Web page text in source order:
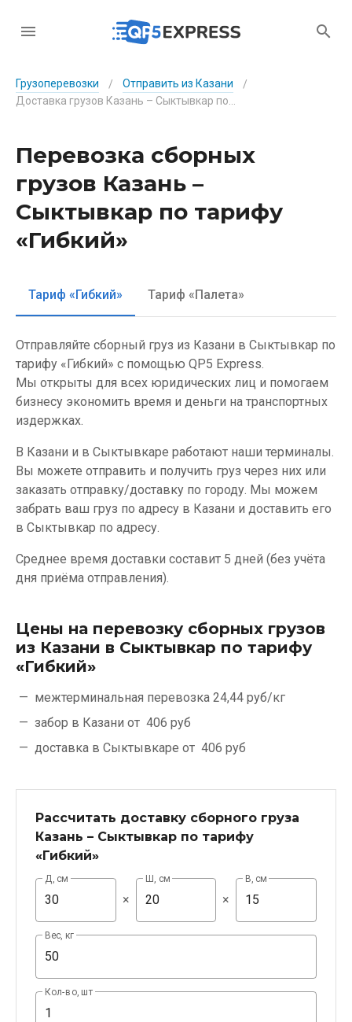
Грузоперевозки / Отправить из Казани
/
Перевозка сборных
грузов Казань –
Сыктывкар по тарифу
«Гибкий»
Тариф «Гибкий» Тариф «Палета»
Отправляйте сборный груз из Казани в Сыктывкар по
тарифу «Гибкий» с помощью QP5 Express.
Мы открыты для всех юридических лиц и помогаем
бизнесу экономить время и деньги на транспортных
издержках.
В Казани и в Сыктывкаре работают наши терминалы.
Вы можете отправить и получить груз через них или
заказать отправку/доставку по городу. Мы можем
забрать ваш груз по адресу в Казани и доставить его
в Сыктывкар по адресу.
Среднее время доставки составит 5 дней (без учёта
дня приёма отправления).
Цены на перевозку сборных грузов
из Казани в Сыктывкар по тарифу
«Гибкий»
межтерминальная перевозка 24,44 руб/кг
забор в Казани от 406 руб
доставка в Сыктывкаре от 406 руб
Рассчитать доставку сборного груза
Казань – Сыктывкар по тарифу
«Гибкий»
Д, см
×
Ш, см
×
В, см
Вес, кг
Кол-во, шт